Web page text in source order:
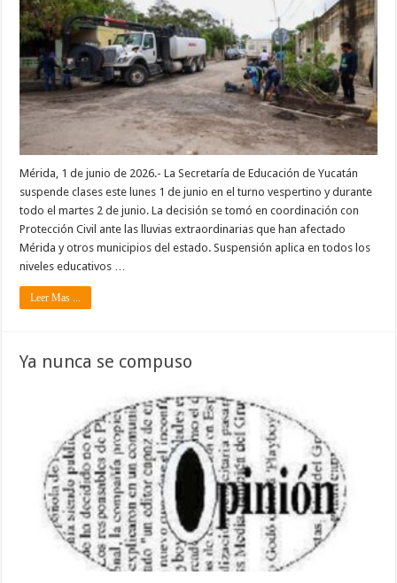
Mérida, 1 de junio de 2026.- La Secretaría de Educación de Yucatán
suspende clases este lunes 1 de junio en el turno vespertino y durante
todo el martes 2 de junio. La decisión se tomó en coordinación con
Protección Civil ante las lluvias extraordinarias que han afectado
Mérida y otros municipios del estado. Suspensión aplica en todos los
niveles educativos …
Leer Mas ...
Ya nunca se compuso